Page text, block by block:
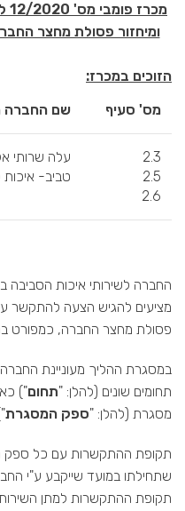
ומיחזור פסולת מחצר
הזוכים במכרז:
מס' סעיף
שם החברה
2.3
2.5
2.6
עלה שרותי
טביב-
החברה לשירותי איכות הסביבה
מציעים להגיש הצעה להתקשר
פסולת מחצר החברה, כמפורט
תחומים שונים (להלן: "תחום
מסגרת (להלן: "ספק המסגרת
שתחילתו במועד שייקבע ע"י